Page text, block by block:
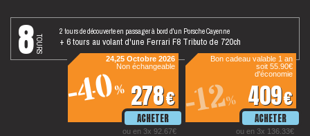
8tours
2 tours de découverte en passager à bord d'un Porsche Cayenne
+ 6 tours au volant d'une Ferrari F8 Tributo de 720ch
Bon cadeau valable 1 an
409€
ou en 3x 136.33€
-12%
soit 55.90€
d'économie
24,25 Octobre 2026
Non échangeable
278€
ou en 3x 92.67€
-40%